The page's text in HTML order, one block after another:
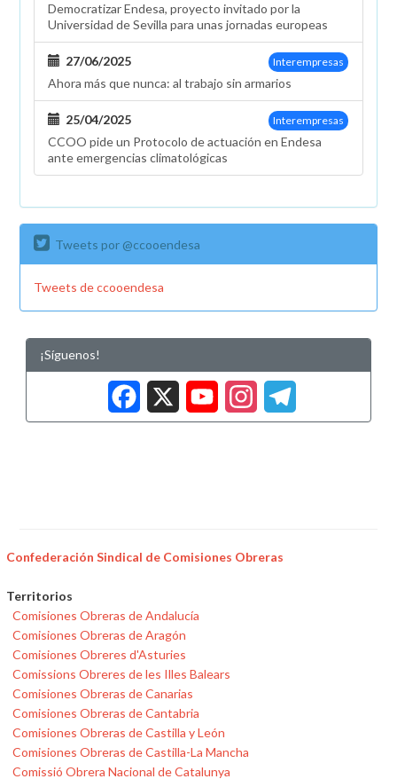
Democratizar Endesa, proyecto invitado por la
Universidad de Sevilla para unas jornadas europeas
Interempresas
27/06/2025
Ahora más que nunca: al trabajo sin armarios
Interempresas
25/04/2025
CCOO pide un Protocolo de actuación en Endesa
ante emergencias climatológicas
Tweets por @ccooendesa
Tweets de ccooendesa
¡Síguenos!
Facebook
X
Confederación Sindical de Comisiones Obreras
Territorios
Comisiones Obreras de Andalucía
Comisiones Obreras de Aragón
Comisiones Obreres d'Asturies
Comissions Obreres de les Illes Balears
Comisiones Obreras de Canarias
Comisiones Obreras de Cantabria
Comisiones Obreras de Castilla y León
Comisiones Obreras de Castilla-La Mancha
Comissió Obrera Nacional de Catalunya